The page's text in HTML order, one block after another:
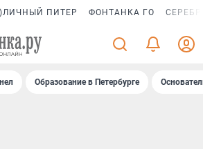
ПИТЕР ФОНТАНКА ГО
Образование в Петербурге